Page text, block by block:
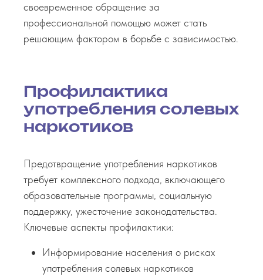
своевременное обращение за
профессиональной помощью может стать
решающим фактором в борьбе с зависимостью.
Профилактика
употребления солевых
наркотиков
Предотвращение употребления наркотиков
требует комплексного подхода, включающего
образовательные программы, социальную
поддержку, ужесточение законодательства.
Ключевые аспекты профилактики:
Информирование населения о рисках
употребления солевых наркотиков